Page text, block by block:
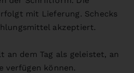
mit Lieferung. Schecks
akzeptiert.
an dem Tag als geleistet, an
verfügen können.